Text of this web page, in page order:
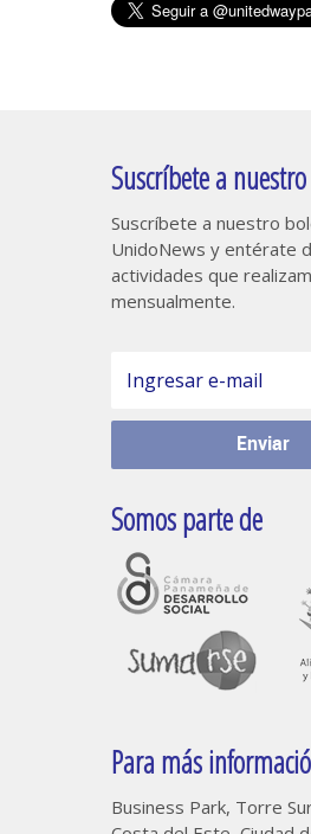
Suscríbete a
Suscríbete a nuestro
UnidoNews y entérate
actividades que
mensualmente.
Somos parte de
Para más
Business Park, Torre